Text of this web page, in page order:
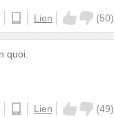
androidLien (50)
quoi.
androidLien (49)